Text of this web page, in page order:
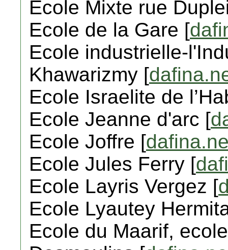
Ecole Mixte rue
Ecole de la Gare [
Ecole industrielle-
Khawarizmy [
Ecole Israelite de
Ecole Jeanne d'arc [
Ecole Joffre [
Ecole Jules Ferry [
Ecole Layris Vergez [
Ecole Lyautey
Ecole du Maarif,